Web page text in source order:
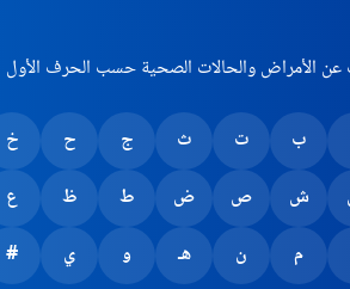
الأمراض والحالات الصحية حسب الحرف الأول
ب ت ث ج ح خ
ش ص ض ط ظ ع
م ن هـ و ي #